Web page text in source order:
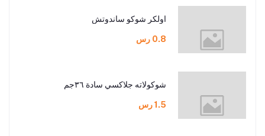
اولكر شوكو ساندوتش
0.8 رس
شوكولاته جلاكسي سادة ٣٦جم
1.5 رس